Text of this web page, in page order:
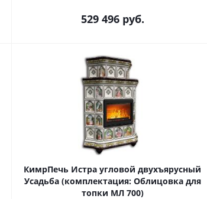
529 496руб.
КимрПечь Истра угловой двухъярусный
Усадьба (комплектация: Облицовка для
топки МЛ 700)